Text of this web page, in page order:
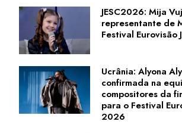
JESC2026: Mija
representante de
Festival Eurovisão
Ucrânia: Alyona
confirmada na
compositores da
para o Festival
2026